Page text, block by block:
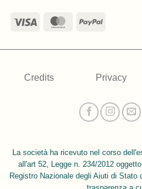
Visa MasterCardPayPal
Credits Privacy
La società ha ricevuto nel corso
all'art 52, Legge n. 234/2012
Registro Nazionale degli Aiuti di